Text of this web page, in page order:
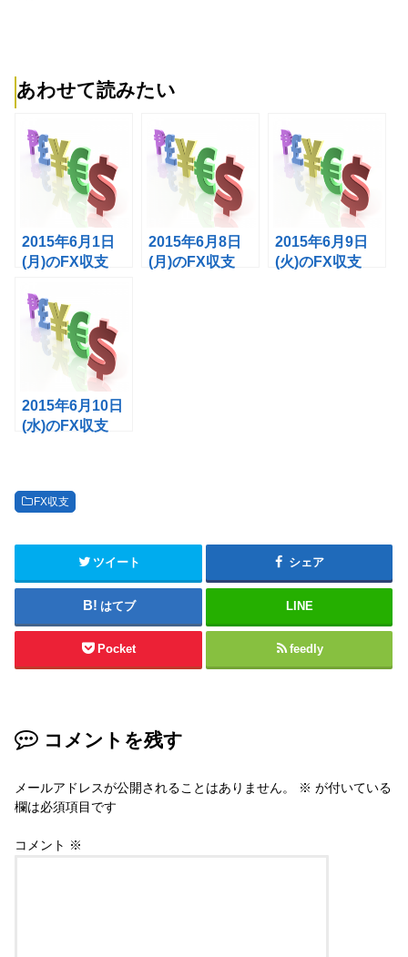
あわせて読みたい
2015年6月1日
(月)のFX収支
2015年6月8日
(月)のFX収支
2015年6月9日
(火)のFX収支
2015年6月10日
(水)のFX収支
FX収支
ツイート シェア
はてブ LINE
Pocket feedly
コメントを残す
メールアドレスが公開されることはありません。 ※ が付いている
欄は必須項目です
コメント ※